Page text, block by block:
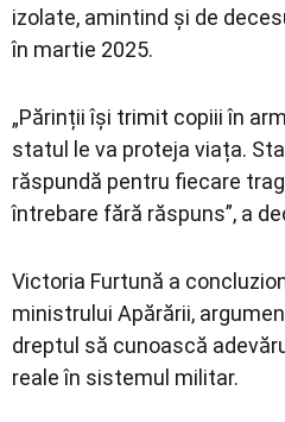
izolate, amintind și de
în martie 2025.
„Părinții își trimit copiii în
statul le va proteja viața.
răspundă pentru fiecare
întrebare fără răspuns”, a
Victoria Furtună a
ministrului Apărării,
dreptul să cunoască
reale în sistemul militar.